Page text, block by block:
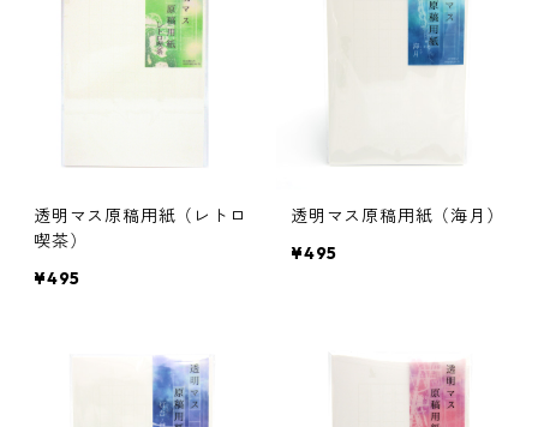
透明マス原稿用紙（レトロ
喫茶）
¥495
透明マス原稿用紙（海月）
¥495